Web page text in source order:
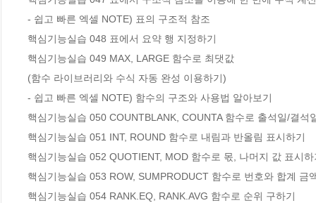
- 쉽고 빠른 엑셀 NOTE) 표의 구조적 참조
핵심기능실습 048 표에서 요약 행 지정하기
핵심기능실습 049 MAX, LARGE 함수로 최댓값
(함수 라이브러리와 수식 자동 완성 이용하기)
- 쉽고 빠른 엑셀 NOTE) 함수의 구조와 사용법 알아보기
핵심기능실습 050 COUNTBLANK, COUNTA 함수로 출석일/결석
핵심기능실습 051 INT, ROUND 함수로 내림과 반올림 표시하기
핵심기능실습 052 QUOTIENT, MOD 함수로 몫, 나머지 값 표시하
핵심기능실습 053 ROW, SUMPRODUCT 함수로 번호와 합계 금
핵심기능실습 054 RANK.EQ, RANK.AVG 함수로 순위 구하기